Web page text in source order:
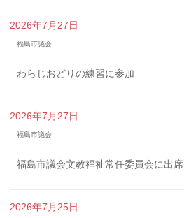
2026年7月27日
福島市議会
わらじおどりの練習に参加
2026年7月27日
福島市議会
福島市議会文教福祉常任委員会に出席
2026年7月25日